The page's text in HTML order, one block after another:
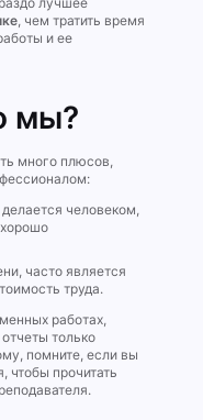
, чем тратить время
и ее
мы?
много плюсов,
делается человеком,
часто является
труда.
работах,
только
помните, если вы
чтобы прочитать